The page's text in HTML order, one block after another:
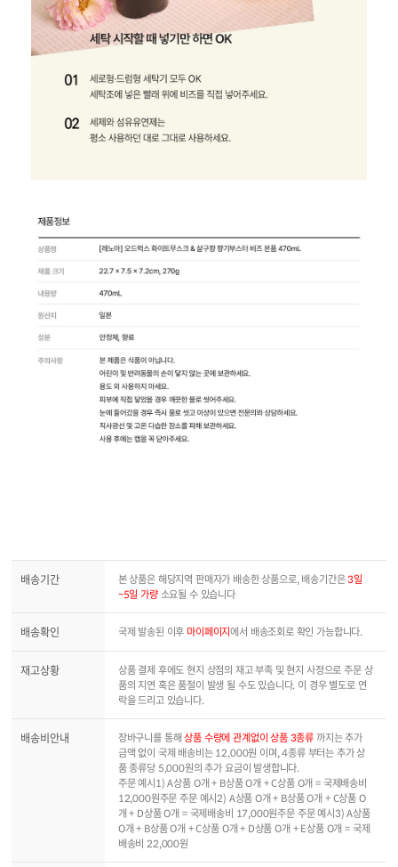
배송기간 본 상품은 해당지역 판매자가 배송한 상품으로, 배송기간은3일
~5일 가량소요될 수 있습니다
배송확인 국제 발송된 이후 마이페이지에서 배송조회로 확인 가능합니다.
재고상황
상품 결제 후에도 현지 상점의 재고 부족 및 현지 사정으로 주문 상
품의 지연 혹은 품절이 발생 될 수도 있습니다. 이 경우 별도로 연
락을 드리고 있습니다.
배송비안내 장바구니를 통해상품 수량에 관계없이 상품 3종류 까지는 추가
금액 없이 국제 배송비는 12,000원 이며, 4종류 부터는 추가 상
품 종류당 5,000원의 추가 요금이 발생합니다.
주문 예시1) A상품 O개 + B상품 O개 + C상품 O개 = 국제배송비
12,000원주문 주문 예시2) A상품 O개 + B상품 O개 + C상품 O
개 + D상품 O개 = 국제배송비 17,000원주문 주문 예시3) A상품
O개 + B상품 O개 + C상품 O개 + D상품 O개 + E상품 O개 = 국제
배송비 22,000원